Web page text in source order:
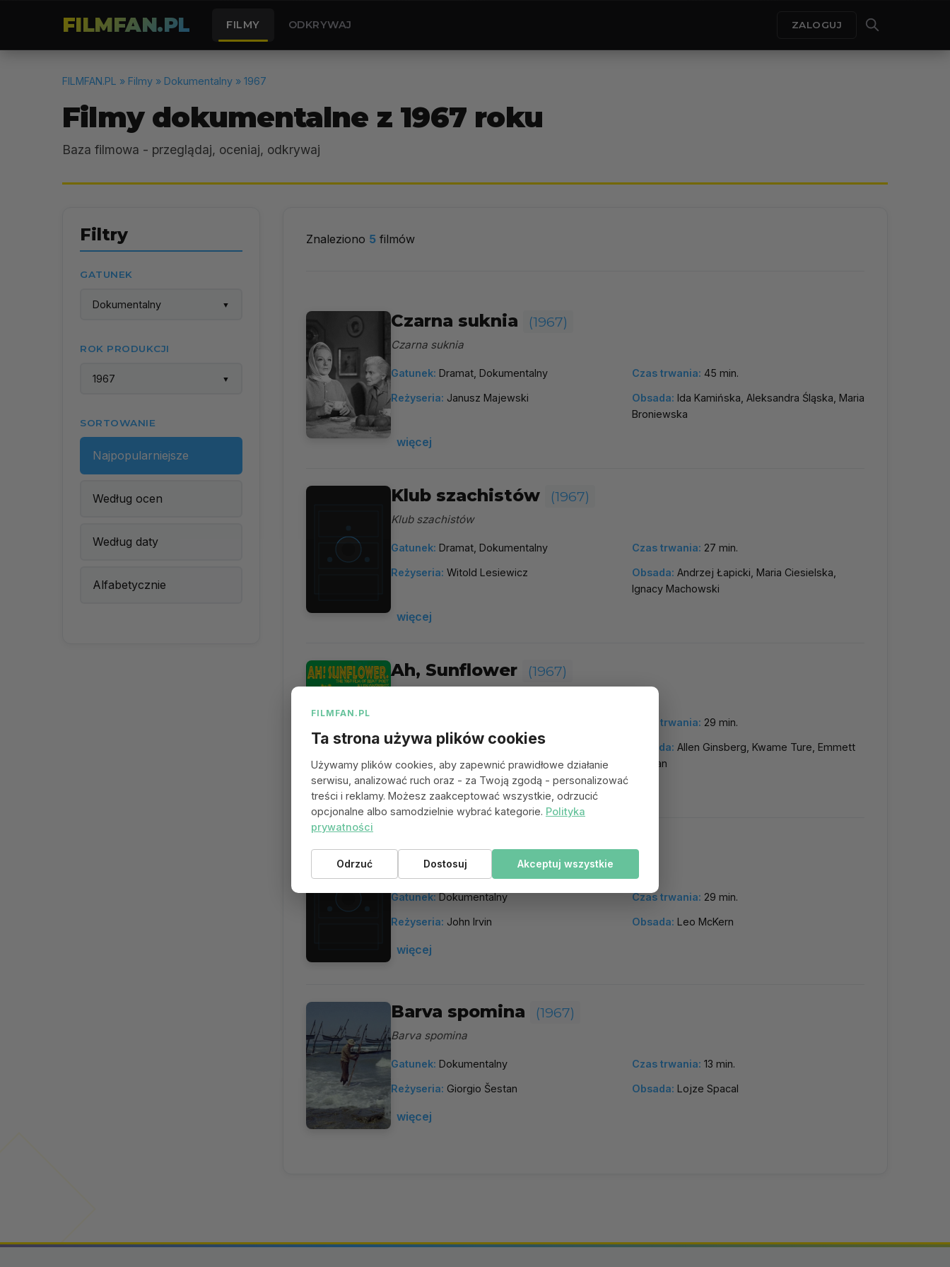
FILMFAN.PL FILMY ODKRYWAJ ZALOGUJ
FILMFAN.PL » Filmy » Dokumentalny » 1967
Filmy dokumentalne z 1967 roku
Baza filmowa - przeglądaj, oceniaj, odkrywaj
Filtry
GATUNEK
Dokumentalny ▼
ROK PRODUKCJI
1967 ▼
SORTOWANIE
Najpopularniejsze
Według ocen
Według daty
Alfabetycznie
Znaleziono 5 filmów
Czarna suknia (1967)
Czarna suknia
Gatunek: Dramat, Dokumentalny Czas trwania: 45 min.
Reżyseria: Janusz Majewski Obsada: Ida Kamińska, Aleksandra Śląska, Maria
Broniewska
więcej
Klub szachistów (1967)
Klub szachistów
Gatunek: Dramat, Dokumentalny Czas trwania: 27 min.
Reżyseria: Witold Lesiewicz Obsada: Andrzej Łapicki, Maria Ciesielska,
Ignacy Machowski
więcej
Ah, Sunflower (1967)
Czas trwania: 29 min.
Reżyseria: Iain Sinclair Obsada: Allen Ginsberg, Kwame Ture, Emmett
Grogan
więcej
Mafia No! (1967)
Mafia No!
Gatunek: Dokumentalny Czas trwania: 29 min.
Reżyseria: John Irvin Obsada: Leo McKern
więcej
Barva spomina (1967)
Barva spomina
Gatunek: Dokumentalny Czas trwania: 13 min.
Reżyseria: Giorgio Šestan Obsada: Lojze Spacal
więcej
FILMFAN.PL
Ta strona używa plików cookies
Używamy plików cookies, aby zapewnić prawidłowe działanie
serwisu, analizować ruch oraz - za Twoją zgodą - personalizować
treści i reklamy. Możesz zaakceptować wszystkie, odrzucić
opcjonalne albo samodzielnie wybrać kategorie. Polityka
prywatności
Odrzuć Dostosuj Akceptuj wszystkie